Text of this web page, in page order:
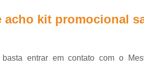
acho kit promocional
entrar em contato com o